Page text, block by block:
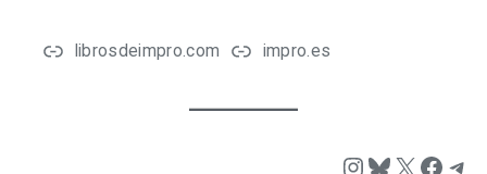
librosdeimpro.com impro.es
Instagram
Bluesky
X